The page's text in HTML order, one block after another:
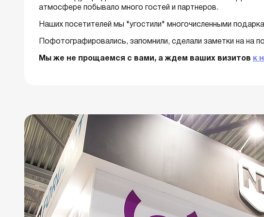
атмосфере побывало много гостей и партнеров.
Наших посетителей мы "угостили" многочисленными
Пофотографировались, запомнили, сделали заметки на на
Мы же не прощаемся с вами, а ждем ваших визитов к